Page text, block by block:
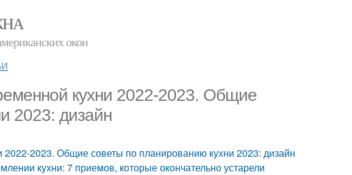
окон
кухни 2022-2023. Общие
2023: дизайн
2023. Общие советы по планированию кухни 2023: дизайн
кухни: 7 приемов, которые окончательно устарели